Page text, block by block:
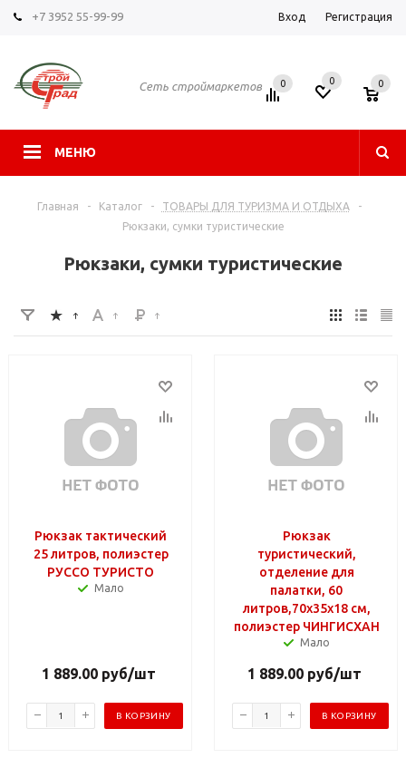
+7 3952 55-99-99 Вход Регистрация
Сеть строймаркетов
МЕНЮ
0 0 0
Главная - Каталог - ТОВАРЫ ДЛЯ ТУРИЗМА И ОТДЫХА
-
Рюкзаки, сумки туристические
Рюкзаки, сумки туристические
Рюкзак тактический
25 литров, полиэстер
РУССО ТУРИСТО
Мало
1 889.00 руб/шт
В КОРЗИНУ
Рюкзак
туристический,
отделение для
палатки, 60
литров,70х35х18 см,
полиэстер ЧИНГИСХАН
Мало
1 889.00 руб/шт
В КОРЗИНУ